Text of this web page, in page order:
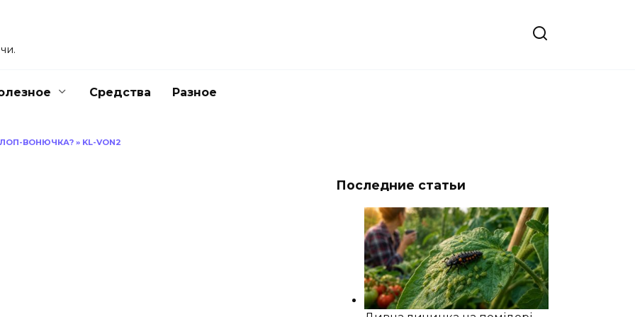
Средства Разное
ВОНЮЧКА? » KL-VON2
Последние статьи